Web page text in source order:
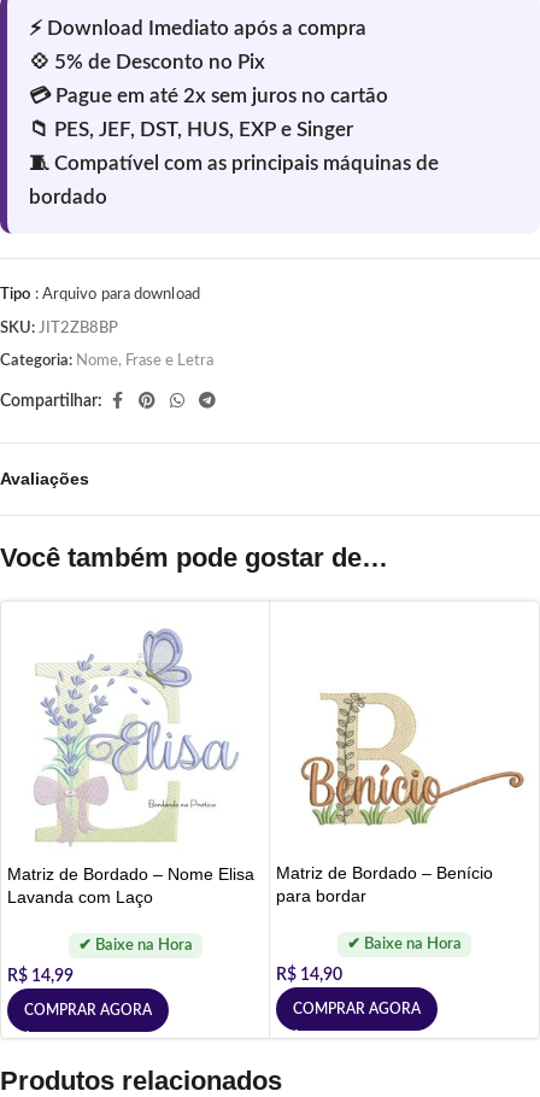
Tipo : Arquivo para download
SKU: JIT2ZB8BP
Categoria: Nome, Frase e Letra
Compartilhar:
Avaliações
Você também pode gostar de…
Matriz de Bordado – Nome Elisa
Lavanda com Laço
R$ 14,99
COMPRAR AGORA
Matriz de Bordado – Benício
para bordar
R$ 14,90
COMPRAR AGORA
Produtos relacionados